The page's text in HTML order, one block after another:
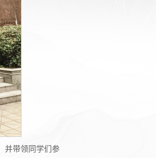
并带领同学们参